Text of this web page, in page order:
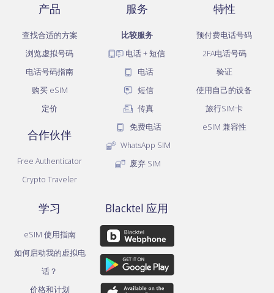
产品
查找合适的方案
浏览虚拟号码
电话号码指南
购买 eSIM
定价
合作伙伴
Free Authenticator
Crypto Traveler
服务
比较服务
电话 + 短信
电话
短信
传真
免费电话
WhatsApp SIM
废弃 SIM
特性
预付费电话号码
2FA电话号码
验证
使用自己的设备
旅行SIM卡
eSIM 兼容性
学习
eSIM 使用指南
如何启动我的虚拟电
话？
价格和计划
Blacktel 应用